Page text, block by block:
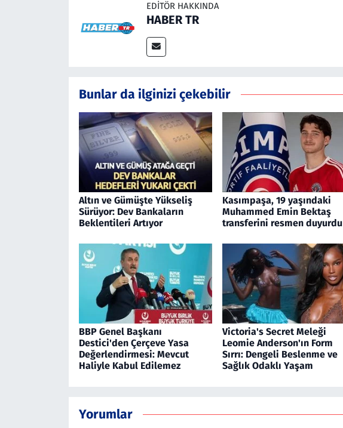
EDITÖR HAKKINDA
HABER TR
Bunlar da ilginizi çekebilir
Altın ve Gümüşte Yükseliş
Sürüyor: Dev Bankaların
Beklentileri Artıyor
Kasımpaşa, 19 yaşındaki
Muhammed Emin Bektaş
transferini resmen duyurdu
BBP Genel Başkanı
Destici'den Çerçeve Yasa
Değerlendirmesi: Mevcut
Haliyle Kabul Edilemez
Victoria's Secret Meleği
Leomie Anderson'ın Form
Sırrı: Dengeli Beslenme ve
Sağlık Odaklı Yaşam
Yorumlar